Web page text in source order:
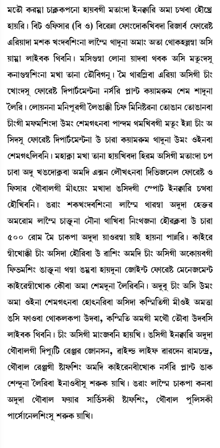
³ìt¡ï A¡¹³¥à W¡àAÃ¡A¡šì>à ÒàÚ¤Kã ³t¡à}ƒà Òü>E¡à[¹ "³à W¡x¤à ëÒïìJø
ÒàÚ[¹¡ú [¤i¡ *[ó¡Îà¹ ([¤ *) [¤ì¹Äà ëó¡à}ìƒàA¡[J¤ƒà [¹\à¤¢ ëó¡àì¹Ê¡
&[¹Úàƒà ³ÅA¡ J}ƒ¤[Å}>à ºàî´¶ =àƒå>à "³à} "t¡à ë=àA¡ÒÀ´¬à "[Î
Úà³¥à ºàÒü¤A¡ [=¤[>¡ú ³[ÎP¡´¬à ëºà>à Úàƒ¤à =¤A¡ "[Î ³tå¡}ƒÎå
A¡>àP¡´¬[Å}>à ³Jà t¡à>à ët¡ï[¤K>å¡ú í³ =à¹[´Ã¤à &[¹Úà "[ÎKã W¡ã}
ìJà}ƒÎå ëó¡àì¹Ê¡ [ƒšài¢¡ì³@i¡>à >Î¢[¹ šÃà@i¡ A¡Úà³¹ç¡³ ëÅ³ Åàƒå>à
íº[¹¡ú ëºàÚ>>à ³[>šå¹Kã íºR¡àB¡ã [W¡ó¡ [³[>Ê¡¹>à ët¡àR¡à> ët¡àR¡à>¤à
W¡ã}Kã ³ó¡³[Å}ƒà l¡ü³} ëÅ³K;>¤à šà@ƒ³ =³[J¤Kã ³tå¡} ÒüÄà W¡ã} "
[ÎƒÎå ëó¡àì¹Ê¡ [ƒšài¢¡ì³@i¡>à l¡ü W¡à¹à A¡Úà³¹ç¡³ =àƒå>à l¡ü³} *Òü>¤à
ëÅ³K;[º¤[>¡ú ³ÒàA¥¡à ³Jà t¡à>à ÒàÚ[J¤ƒà [Ò¹³ "[ÎKã ³t¡à}ƒà W¡š
W¡à¤à "ƒå JR¡ìƒàA¥¡¤à "³[ƒ &G> ëºïJ;>¤à [ƒ[®¡\ì>º ëó¡àì¹Ê¡ *
[ó¡Îà¹ ë=ï¤àºKã ³ã;ìÚ} ³Jàƒà R¡[ÎƒKã ëÑšài¡ Òü>E¡à[¹ W¡x¤à
ëÒï[J¤[>¡ú R¡¹à} ÅA¡J}ƒ¤[Å}>à ºàî´¶ =à¹´¬à "ƒåƒà ëÒv¡û¡¹
"³ì¹à³ ºàî´¶ W¡àv¡ûå¡>à ë>ï>à =à[J¤à [>}=\>à ëÒï¹AÃ¡¤à l¡ü W¡à¹à
500 ë¹à³ í³ W¡àA¡šà "ƒåƒà Úà*¹´¬à ÚàÒü ÒàÚ>à šàÄ[¹¡ú A¡àÒüì¹
´¬ãìJàB¡ã W¡ã} "[Îƒà ëÒï[¹¤à l¡ü ¯à[Å} "³[ƒ W¡ã} "[ÎKã "ìA¡àÚ¤Kã
[ó¡®¡³[Å} R¡àv¡ûå¡>à =´¬à R¡³¥¤à ÒàÚƒå>à ë\àÒü@i¡ ëó¡àì¹Ê¡ ë³ì>\ì³@i¡
A¡àÒüì¹´¬ãìJàA¡ ëA¡ï¤à "³à ëÅ³ƒå>à íº[¹¤[>¡ú "ƒå¤å W¡ã} "[Î l¡ü³}
"³à *Òü>à ëÅ³K;>¤à ëÒà;>[¹¤à "[Îƒà A¡[´¶[t¡Kã ³ã*Òü "³v¡à
R¡[Î ó¡à*¤à ë=àA¡ºA¡šà l¡üƒ¤à, A¡[´¶[t¡ "³Kã ³ì=ï ët¡ï¤à l¡üƒ¤[Î
ºàÒü¤A¡ [=¤[>¡ú W¡ã} "[ÎKã ³à}\¤[> ÒàÚ[J¡ú R¡[ÎKã Òü>E¡à[¹ "ƒåƒà
ë=ï¤àºKã [ƒšå¸[i¡ ë¹g¹ ë\à>Î>, ¯àÒüÁ¡ ºàÒüó¡ ¯à¹ìƒ> ¹à³W¡@ƒø,
ë=ï¤àº ë¹gKã Ê¡àó¡[Å} "³[ƒ A¡àÒüì¹>¤ãìJàA¡ >Î¢[¹ šÃà@i¡ R¡àA¡
ëÅ@ƒå>à íº[¹¤à Òü>à*¤ãÎå Å¹ç¡A¡ Úà[J¡ú R¡¹à} ºàî´¶ W¡àA¡šà A¡>¤à
"ƒåƒà ë=ï¤àº ó¡Úà¹ Îà[®¢¡ÎA¡ã Ê¡àó¡[Å}, ë=ï¤àº šå[ºÎA¡ã
šàìÎ¢àì>º[Å}Îå Å¹ç¡A¡ Úà[Jú